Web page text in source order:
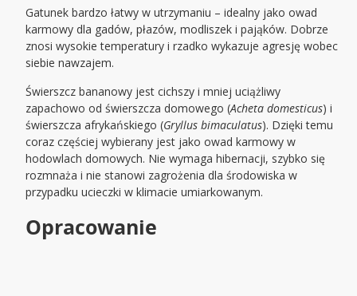
Gatunek bardzo łatwy w utrzymaniu – idealny jako owad
karmowy dla gadów, płazów, modliszek i pająków. Dobrze
znosi wysokie temperatury i rzadko wykazuje agresję wobec
siebie nawzajem.
Świerszcz bananowy jest cichszy i mniej uciążliwy
zapachowo od świerszcza domowego (Acheta domesticus) i
świerszcza afrykańskiego (Gryllus bimaculatus). Dzięki temu
coraz częściej wybierany jest jako owad karmowy w
hodowlach domowych. Nie wymaga hibernacji, szybko się
rozmnaża i nie stanowi zagrożenia dla środowiska w
przypadku ucieczki w klimacie umiarkowanym.
Opracowanie